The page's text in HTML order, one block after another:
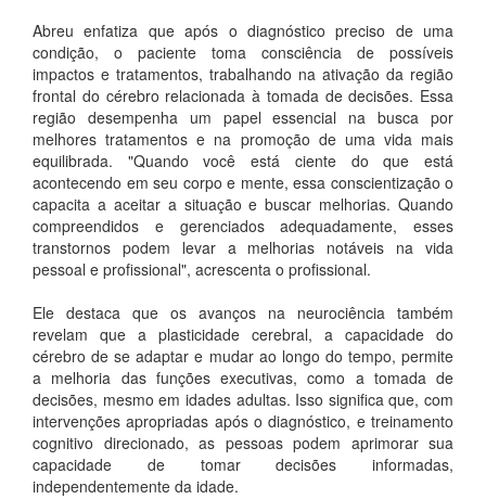
Abreu enfatiza que após o diagnóstico preciso de uma
condição, o paciente toma consciência de possíveis
impactos e tratamentos, trabalhando na ativação da região
frontal do cérebro relacionada à tomada de decisões. Essa
região desempenha um papel essencial na busca por
melhores tratamentos e na promoção de uma vida mais
equilibrada. "Quando você está ciente do que está
acontecendo em seu corpo e mente, essa conscientização o
capacita a aceitar a situação e buscar melhorias. Quando
compreendidos e gerenciados adequadamente, esses
transtornos podem levar a melhorias notáveis na vida
pessoal e profissional", acrescenta o profissional.
Ele destaca que os avanços na neurociência também
revelam que a plasticidade cerebral, a capacidade do
cérebro de se adaptar e mudar ao longo do tempo, permite
a melhoria das funções executivas, como a tomada de
decisões, mesmo em idades adultas. Isso significa que, com
intervenções apropriadas após o diagnóstico, e treinamento
cognitivo direcionado, as pessoas podem aprimorar sua
capacidade de tomar decisões informadas,
independentemente da idade.